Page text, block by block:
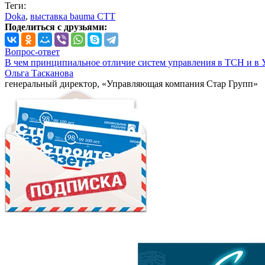
Теги:
Doka, выставка bauma CTT
Поделиться с друзьями:
Вопрос-ответ
В чем принципиальное отличие систем управления в ТСН и в
Ольга Тасканова
генеральный директор, «Управляющая компания Стар Групп»